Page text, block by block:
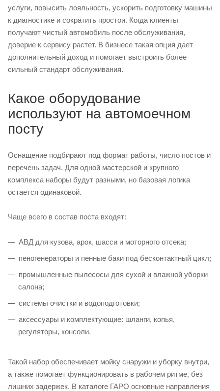
услуги, повысить лояльность, ускорить подготовку машины
к диагностике и сократить простои. Когда клиенты
получают чистый автомобиль после обслуживания,
доверие к сервису растет. В бизнесе такая опция дает
дополнительный доход и помогает выстроить более
сильный стандарт обслуживания.
Какое оборудование
используют на автомоечном
посту
Оснащение подбирают под формат работы, число постов и
перечень задач. Для одной мастерской и крупного
комплекса наборы будут разными, но базовая логика
остается одинаковой.
Чаще всего в состав поста входят:
АВД для кузова, арок, шасси и моторного отсека;
пеногенераторы и пенные баки под бесконтактный цикл;
промышленные пылесосы для сухой и влажной уборки
салона;
системы очистки и водоподготовки;
аксессуары и комплектующие: шланги, копья,
регуляторы, консоли.
Такой набор обеспечивает мойку снаружи и уборку внутри,
а также помогает функционировать в рабочем ритме, без
лишних задержек. В каталоге ГАРО основные направления